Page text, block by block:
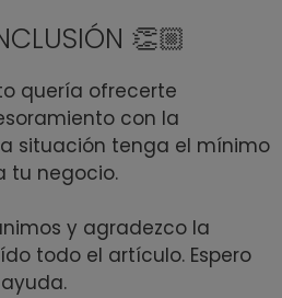
👏🏼
quería ofrecerte
con la
situación tenga el mínimo
tu negocio.
y agradezco la
todo el artículo. Espero